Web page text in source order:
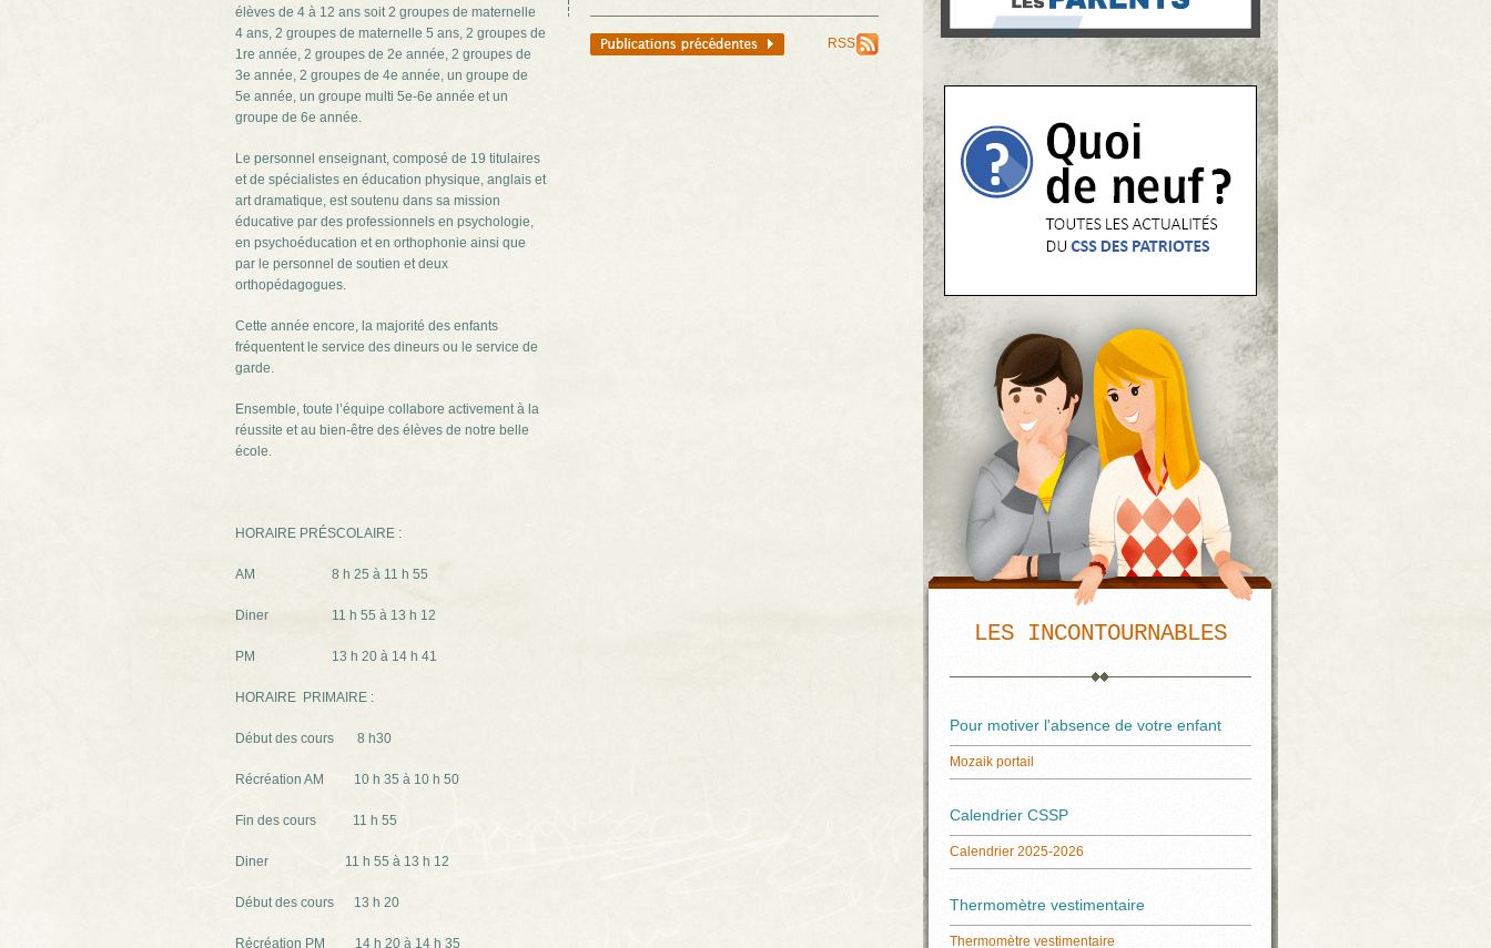
élèves de 4 à 12 ans soit 2 groupes de maternelle
4 ans, 2 groupes de maternelle 5 ans, 2 groupes de
1re année, 2 groupes de 2e année, 2 groupes de
3e année, 2 groupes de 4e année, un groupe de
5e année, un groupe multi 5e-6e année et un
groupe de 6e année.
Le personnel enseignant, composé de 19 titulaires
et de spécialistes en éducation physique, anglais et
art dramatique, est soutenu dans sa mission
éducative par des professionnels en psychologie,
en psychoéducation et en orthophonie ainsi que
par le personnel de soutien et deux
orthopédagogues.
Cette année encore, la majorité des enfants
fréquentent le service des dineurs ou le service de
garde.
Ensemble, toute l’équipe collabore activement à la
réussite et au bien-être des élèves de notre belle
école.
HORAIRE PRÉSCOLAIRE :
AM 8 h 25 à 11 h 55
Diner 11 h 55 à 13 h 12
PM 13 h 20 à 14 h 41
HORAIRE PRIMAIRE :
Début des cours 8 h30
Récréation AM 10 h 35 à 10 h 50
Fin des cours 11 h 55
Diner 11 h 55 à 13 h 12
Début des cours 13 h 20
Récréation PM 14 h 20 à 14 h 35
RSS
LES INCONTOURNABLES
Pour motiver l'absence de votre enfant
Mozaik portail
Calendrier CSSP
Calendrier 2025-2026
Thermomètre vestimentaire
Thermomètre vestimentaire